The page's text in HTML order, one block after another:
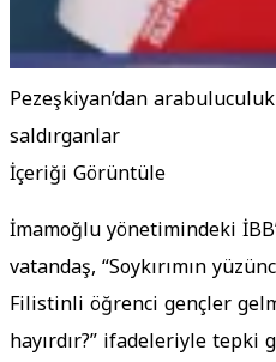
Pezeşkiyan’dan
saldırganlar
İçeriği Görüntüle
İmamoğlu yönetimindeki
vatandaş, “Soykırımın
Filistinli öğrenci gençler
hayırdır?” ifadeleriyle tepki